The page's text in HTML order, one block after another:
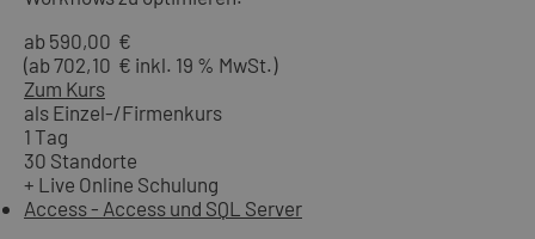
ab 590,00 €
(ab 702,10 € inkl. 19 % MwSt.)
Zum Kurs
als Einzel-/Firmenkurs
1 Tag
30 Standorte
+ Live Online Schulung
Access - Access und SQL Server